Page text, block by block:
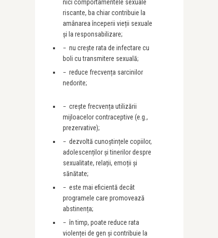
nici comportamentele sexuale
riscante, ba chiar contribuie la
amânarea începerii vieții sexuale
și la responsabilizare;
− nu crește rata de infectare cu
boli cu transmitere sexuală;
− reduce frecvența sarcinilor
nedorite;
− crește frecvența utilizării
mijloacelor contraceptive (e.g.,
prezervative);
− dezvoltă cunoștințele copiilor,
adolescenților și tinerilor despre
sexualitate, relații, emoții și
sănătate;
− este mai eficientă decât
programele care promovează
abstinența;
− în timp, poate reduce rata
violenței de gen și contribuie la